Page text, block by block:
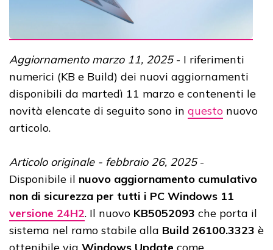
Aggiornamento marzo 11, 2025- I riferimenti
numerici (KB e Build) dei nuovi aggiornamenti
disponibili da martedì 11 marzo e contenenti le
novità elencate di seguito sono in questo nuovo
articolo.
Articolo originale - febbraio 26, 2025-
Disponibile il nuovo aggiornamento cumulativo
non di sicurezza per tutti i PC Windows 11
versione 24H2. Il nuovo KB5052093 che porta il
sistema nel ramo stabile alla Build 26100.3323 è